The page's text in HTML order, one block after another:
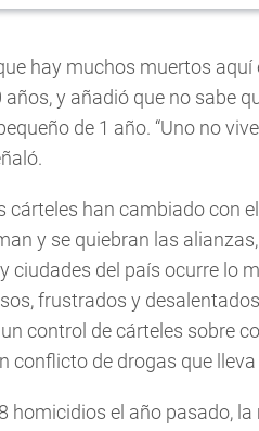
hay muchos muertos aquí
y añadió que no sabe
de 1 año. “Uno no
cárteles han cambiado con
y se quiebran las
ciudades del país ocurre lo
frustrados y
control de cárteles sobre
conflicto de drogas que
homicidios el año pasado,